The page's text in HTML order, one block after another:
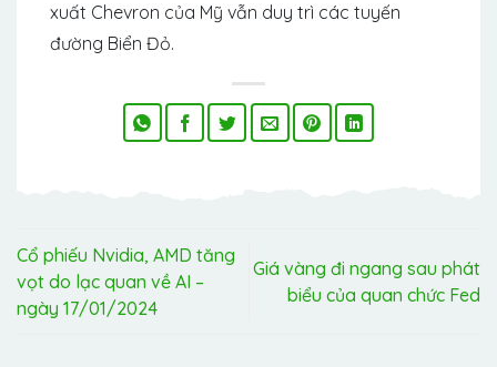
xuất Chevron của Mỹ vẫn duy trì các tuyến
đường Biển Đỏ.
Cổ phiếu Nvidia, AMD tăng
vọt do lạc quan về AI –
ngày 17/01/2024
Giá vàng đi ngang sau phát
biểu của quan chức Fed